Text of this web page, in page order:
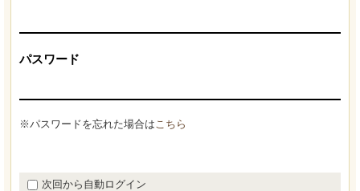
パスワード
※パスワードを忘れた場合はこちら
次回から自動ログイン